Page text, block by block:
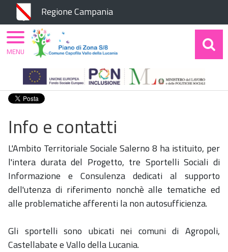
Regione Campania
MENUHome Piano di Zona Progetti
PREMIUM
Info e Contatti
Info e contatti
L'Ambito Territoriale Sociale Salerno 8 ha istituito, per
l'intera durata del Progetto, tre Sportelli Sociali di
Informazione e Consulenza dedicati al supporto
dell'utenza di riferimento nonchè alle tematiche ed
alle problematiche afferenti la non autosufficienza.
Gli sportelli sono ubicati nei comuni di Agropoli,
Castellabate e Vallo della Lucania.